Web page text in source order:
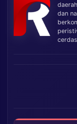
dan